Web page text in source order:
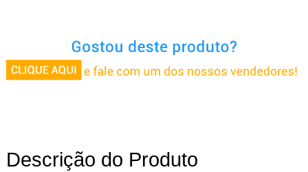
Descrição do Produto